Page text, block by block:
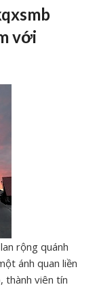
với
rộng quánh
ánh quan liền
thành viên tín